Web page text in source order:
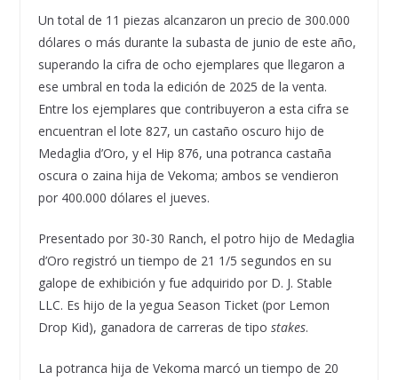
Un total de 11 piezas alcanzaron un precio de 300.000
dólares o más durante la subasta de junio de este año,
superando la cifra de ocho ejemplares que llegaron a
ese umbral en toda la edición de 2025 de la venta.
Entre los ejemplares que contribuyeron a esta cifra se
encuentran el lote 827, un castaño oscuro hijo de
Medaglia d’Oro, y el Hip 876, una potranca castaña
oscura o zaina hija de Vekoma; ambos se vendieron
por 400.000 dólares el jueves.
Presentado por 30-30 Ranch, el potro hijo de Medaglia
d’Oro registró un tiempo de 21 1/5 segundos en su
galope de exhibición y fue adquirido por D. J. Stable
LLC. Es hijo de la yegua Season Ticket (por Lemon
Drop Kid), ganadora de carreras de tipo stakes.
La potranca hija de Vekoma marcó un tiempo de 20